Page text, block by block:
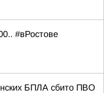
#вРостове
БПЛА сбито ПВО